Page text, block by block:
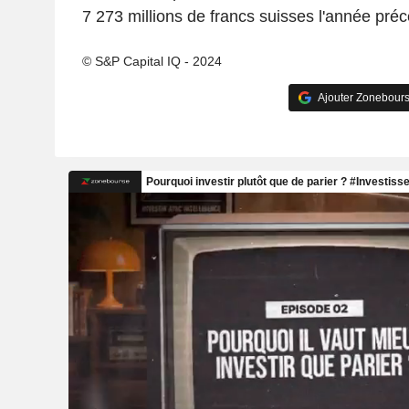
7 273 millions de francs suisses l'année
© S&P Capital IQ - 2024
Ajouter